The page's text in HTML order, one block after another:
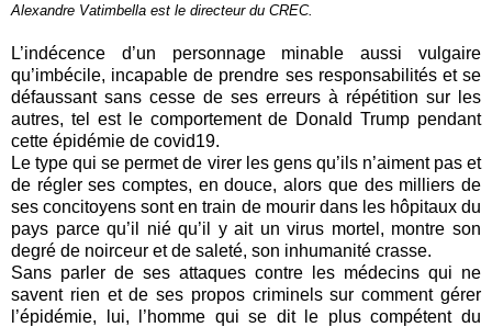
Alexandre Vatimbella est le directeur du CREC.
L’indécence d’un personnage minable aussi vulgaire
qu’imbécile, incapable de prendre ses responsabilités et se
défaussant sans cesse de ses erreurs à répétition sur les
autres, tel est le comportement de Donald Trump pendant
cette épidémie de covid19.
Le type qui se permet de virer les gens qu’ils n’aiment pas et
de régler ses comptes, en douce, alors que des milliers de
ses concitoyens sont en train de mourir dans les hôpitaux du
pays parce qu’il nié qu’il y ait un virus mortel, montre son
degré de noirceur et de saleté, son inhumanité crasse.
Sans parler de ses attaques contre les médecins qui ne
savent rien et de ses propos criminels sur comment gérer
l’épidémie, lui, l’homme qui se dit le plus compétent du